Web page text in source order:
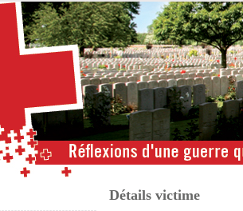
Détails victime